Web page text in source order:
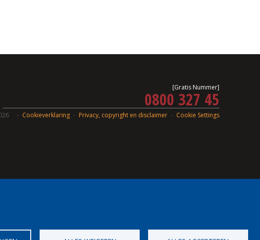
[Gratis Nummer]
0800 327 45
Cookieverklaring Privacy, copyright en disclaimer Cookie Settings